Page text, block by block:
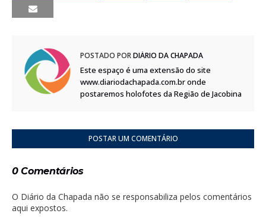
POSTADO PORDIÁRIO DA CHAPADA
Este espaço é uma extensão do site
www.diariodachapada.com.br onde
postaremos holofotes da Região de Jacobina
POSTAR UM COMENTÁRIO
0 Comentários
O Diário da Chapada não se responsabiliza pelos comentários
aqui expostos.